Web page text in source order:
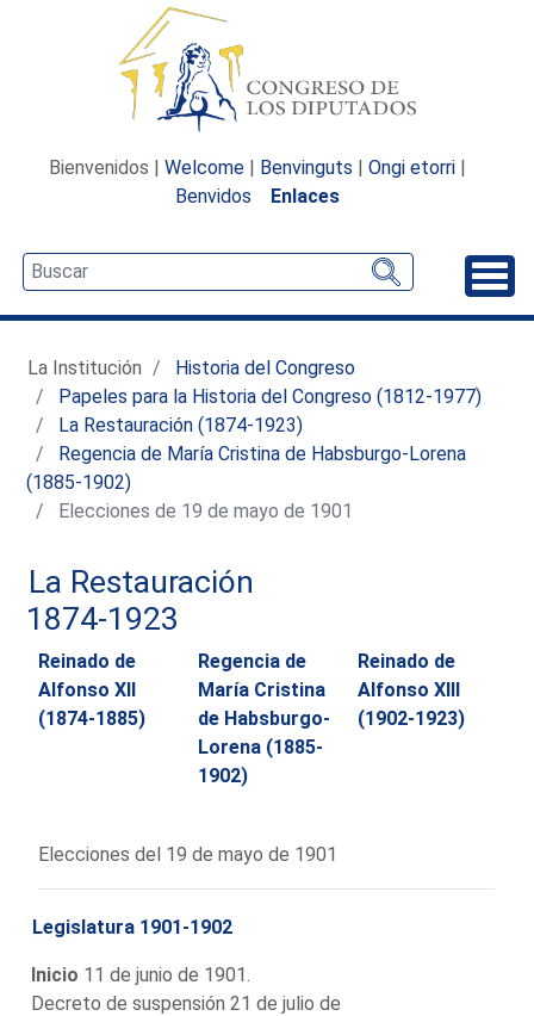
Bienvenidos | Welcome | Benvinguts | Ongi etorri |
Benvidos
Enlaces
La Institución
Historia del Congreso
Papeles para la Historia del Congreso (1812-1977)
La Restauración (1874-1923)
Regencia de María Cristina de Habsburgo-Lorena
(1885-1902)
Elecciones de 19 de mayo de 1901
La Restauración
1874-1923
Reinado de
Alfonso XII
(1874-1885)
Regencia de
María Cristina
de Habsburgo-
Lorena (1885-
1902)
Reinado de
Alfonso XIII
(1902-1923)
Elecciones del 19 de mayo de 1901
Legislatura 1901-1902
Inicio 11 de junio de 1901.
Decreto de suspensión 21 de julio de